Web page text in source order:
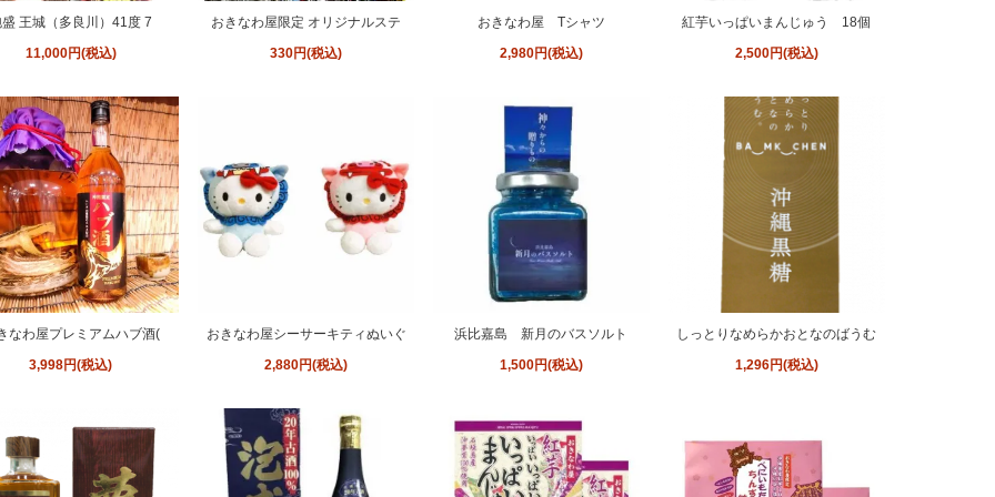
王城（多良川）41度 7
11,000円(税込)
おきなわ屋限定 オリジナルステ
330円(税込)
おきなわ屋 Tシャツ
2,980円(税込)
紅芋いっぱいまんじゅう 18個
2,500円(税込)
なわ屋プレミアムハブ酒(
3,998円(税込)
おきなわ屋シーサーキティぬいぐ
2,880円(税込)
浜比嘉島 新月のバスソルト
1,500円(税込)
しっとりなめらかおとなのばうむ
1,296円(税込)